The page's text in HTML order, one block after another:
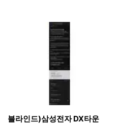
블라인드)삼성전자 DX타운